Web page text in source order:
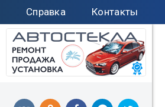
Справка Контакты